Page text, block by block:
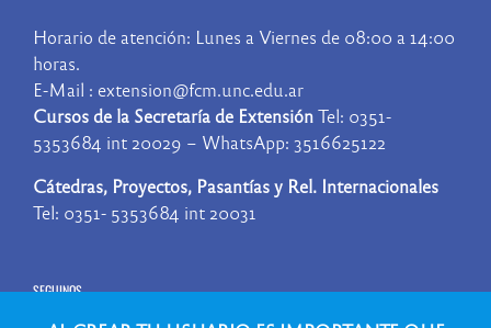
Horario de atención: Lunes a Viernes de 08:00 a 14:00
horas.
E-Mail : extension@fcm.unc.edu.ar
Cursos de la Secretaría de ExtensiónTel: 0351-
5353684 int 20029 – WhatsApp: 3516625122
Cátedras, Proyectos, Pasantías y Rel. Internacionales
Tel: 0351- 5353684 int 20031
SEGUINOS